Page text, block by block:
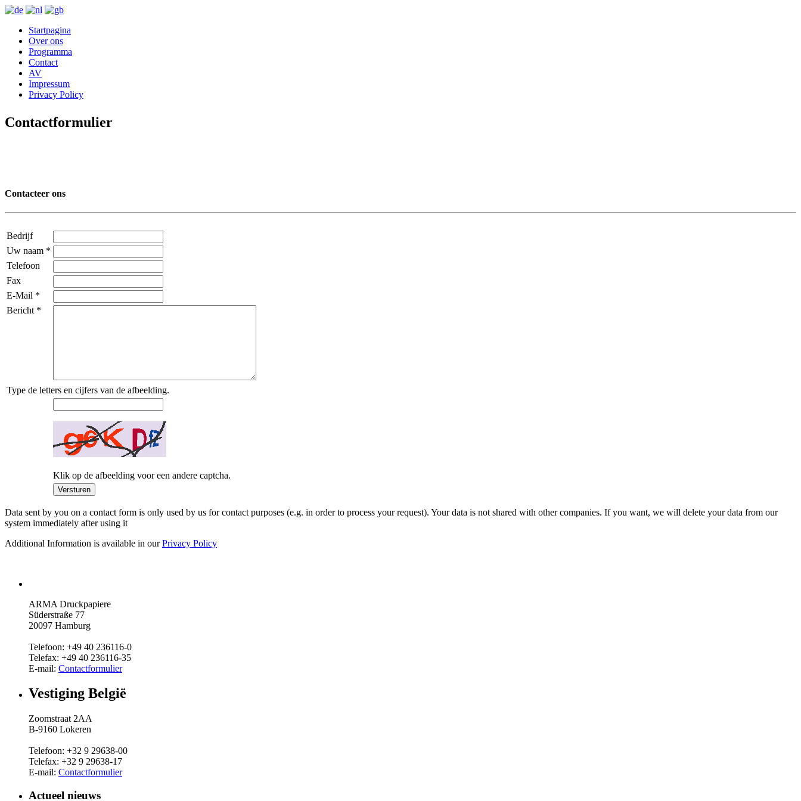
Startpagina
Over ons
Programma
Contact
AV
Impressum
Privacy Policy
Contactformulier
Contacteer ons
Bedrijf
Uw naam *
Telefoon
Fax
E-Mail *
Bericht *
Type de letters en cijfers van de afbeelding.
Klik op de afbeelding voor een andere captcha.
Data sent by you on a contact form is only used by us for contact purposes (e.g. in order to process your request). Your data is not shared with other companies. If you want, we will delete your data from our
system immediately after using it
Additional Information is available in ourPrivacy Policy
ARMA Druckpapiere
Süderstraße 77
20097 Hamburg
Telefoon: +49 40 236116-0
Telefax: +49 40 236116-35
E-mail: Contactformulier
Vestiging België
Zoomstraat 2AA
B-9160 Lokeren
Telefoon: +32 9 29638-00
Telefax: +32 9 29638-17
E-mail: Contactformulier
Actueel nieuws